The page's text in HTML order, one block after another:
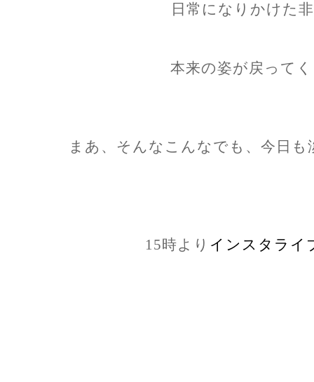
日常になりかけた
本来の姿が戻って
まあ、そんなこんなでも、今日
15時より インスタライ